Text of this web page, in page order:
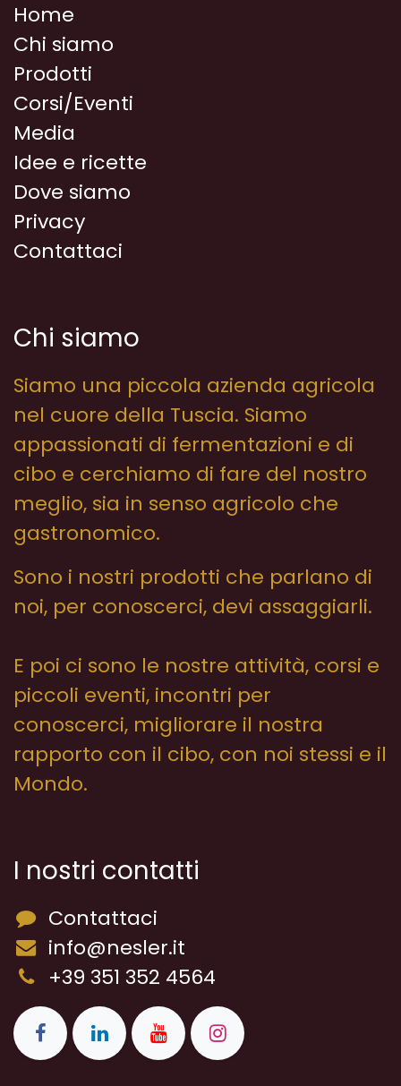
Home
Chi siamo
Prodotti
Corsi/Eventi
Media
Idee e ricette
Dove siamo
Privacy
Contattaci
Chi siamo
Siamo una piccola azienda agricola
nel cuore della Tuscia. Siamo
appassionati di fermentazioni e di
cibo e cerchiamo di fare del nostro
meglio, sia in senso agricolo che
gastronomico.
Sono i nostri prodotti che parlano di
noi, per conoscerci, devi assaggiarli.
E poi ci sono le nostre attività, corsi e
piccoli eventi, incontri per
conoscerci, migliorare il nostra
rapporto con il cibo, con noi stessi e il
Mondo.
I nostri contatti
Contattaci
info@nesler.it
+39 351 352 4564